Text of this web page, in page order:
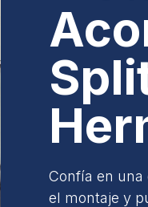
Confía en una
el montaje y